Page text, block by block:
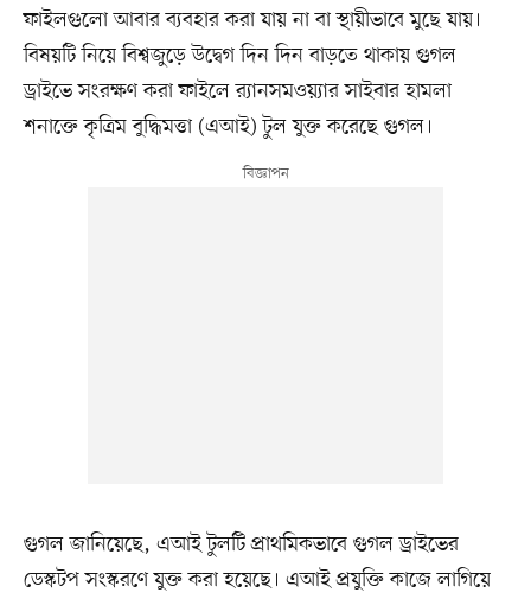
ফাইলগুলো আবার ব্যবহার করা যায় না বা স্থায়ীভাবে মুছে যায়।
বিষয়টি নিয়ে বিশ্বজুড়ে উদ্বেগ দিন দিন বাড়তে থাকায় গুগল
ড্রাইভে সংরক্ষণ করা ফাইলে র‍্যানসমওয়্যার সাইবার হামলা
শনাক্তে কৃত্রিম বুদ্ধিমত্তা (এআই) টুল যুক্ত করেছে গুগল।
গুগল জানিয়েছে, এআই টুলটি প্রাথমিকভাবে গুগল ড্রাইভের
ডেস্কটপ সংস্করণে যুক্ত করা হয়েছে। এআই প্রযুক্তি কাজে লাগিয়ে